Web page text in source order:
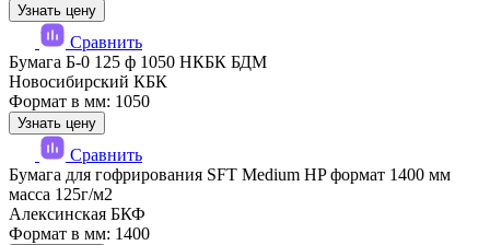
Узнать цену
Сравнить
Бумага Б-0 125 ф 1050 НКБК БДМ
Новосибирский КБК
Формат в мм: 1050
Узнать цену
Сравнить
Бумага для гофрирования SFT Medium HP формат 1400 мм
масса 125г/м2
Алексинская БКФ
Формат в мм: 1400